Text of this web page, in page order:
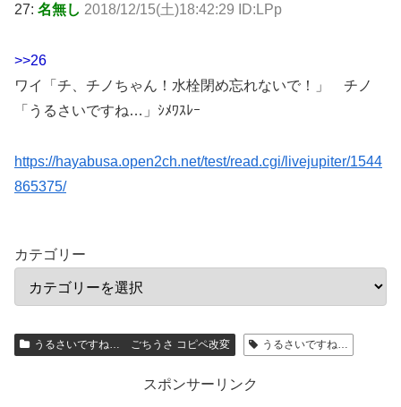
27: 名無し 2018/12/15(土)18:42:29 ID:LPp
>>26
ワイ「チ、チノちゃん！水栓閉め忘れないで！」 チノ
「うるさいですね…」ｼﾒﾜｽﾚｰ
https://hayabusa.open2ch.net/test/read.cgi/livejupiter/1544
865375/
カテゴリー
うるさいですね… ごちうさ コピペ改変 うるさいですね…
スポンサーリンク